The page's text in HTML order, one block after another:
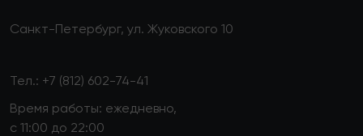
Санкт-Петербург, ул. Жуковского 10
Тел.: +7 (812) 602-74-41
Время работы: ежедневно,
с 11:00 до 22:00